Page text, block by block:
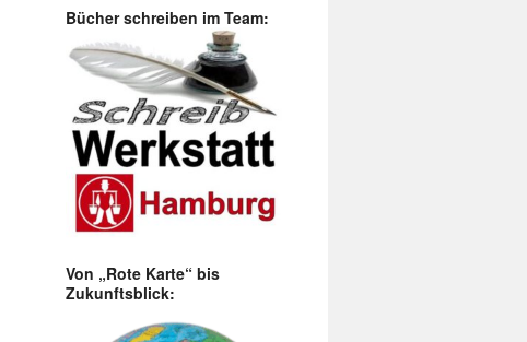
Bücher schreiben im Team:
Von „Rote Karte“ bis
Zukunftsblick: